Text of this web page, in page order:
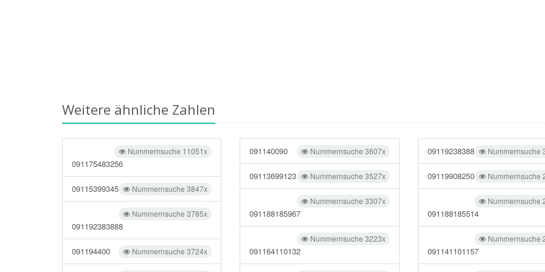
Weitere ähnliche Zahlen
Nummernsuche 11051x
091175483256
Nummernsuche 3847x
09115399345
Nummernsuche 3785x
091192383888
Nummernsuche 3724x
091194400
Nummernsuche 3607x
091140090
Nummernsuche 3527x
09113699123
Nummernsuche 3307x
091188185967
Nummernsuche 3223x
091164110132
Nummernsuche
09119238388
Nummernsuche
09119908250
Nummernsuche
091188185514
Nummernsuche
091141101157